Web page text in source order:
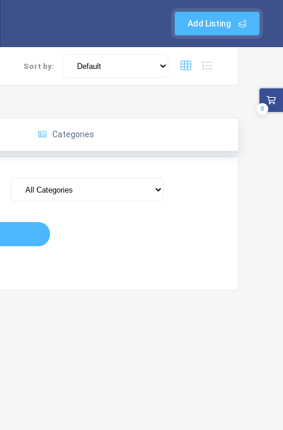
Add Listing
Sort by:
Categories
0